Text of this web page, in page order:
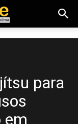
para
em